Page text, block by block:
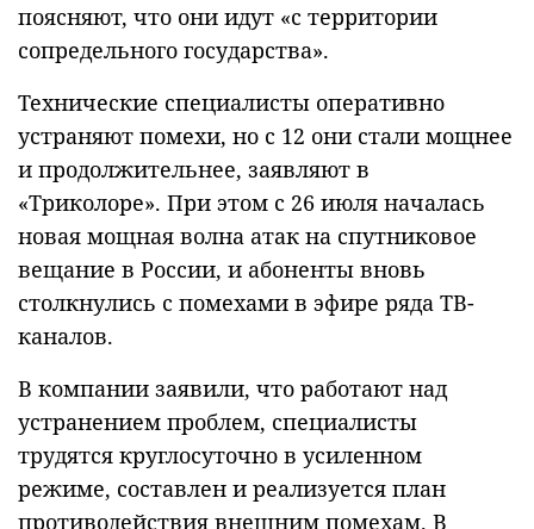
поясняют, что они идут «с территории
сопредельного государства».
Технические специалисты оперативно
устраняют помехи, но с 12 они стали мощнее
и продолжительнее, заявляют в
«Триколоре». При этом с 26 июля началась
новая мощная волна атак на спутниковое
вещание в России, и абоненты вновь
столкнулись с помехами в эфире ряда ТВ-
каналов.
В компании заявили, что работают над
устранением проблем, специалисты
трудятся круглосуточно в усиленном
режиме, составлен и реализуется план
противодействия внешним помехам. В